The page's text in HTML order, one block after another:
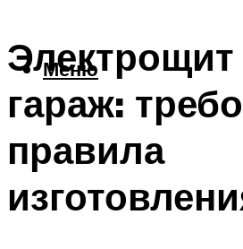
Меню
Электрощит
гараж:
правила